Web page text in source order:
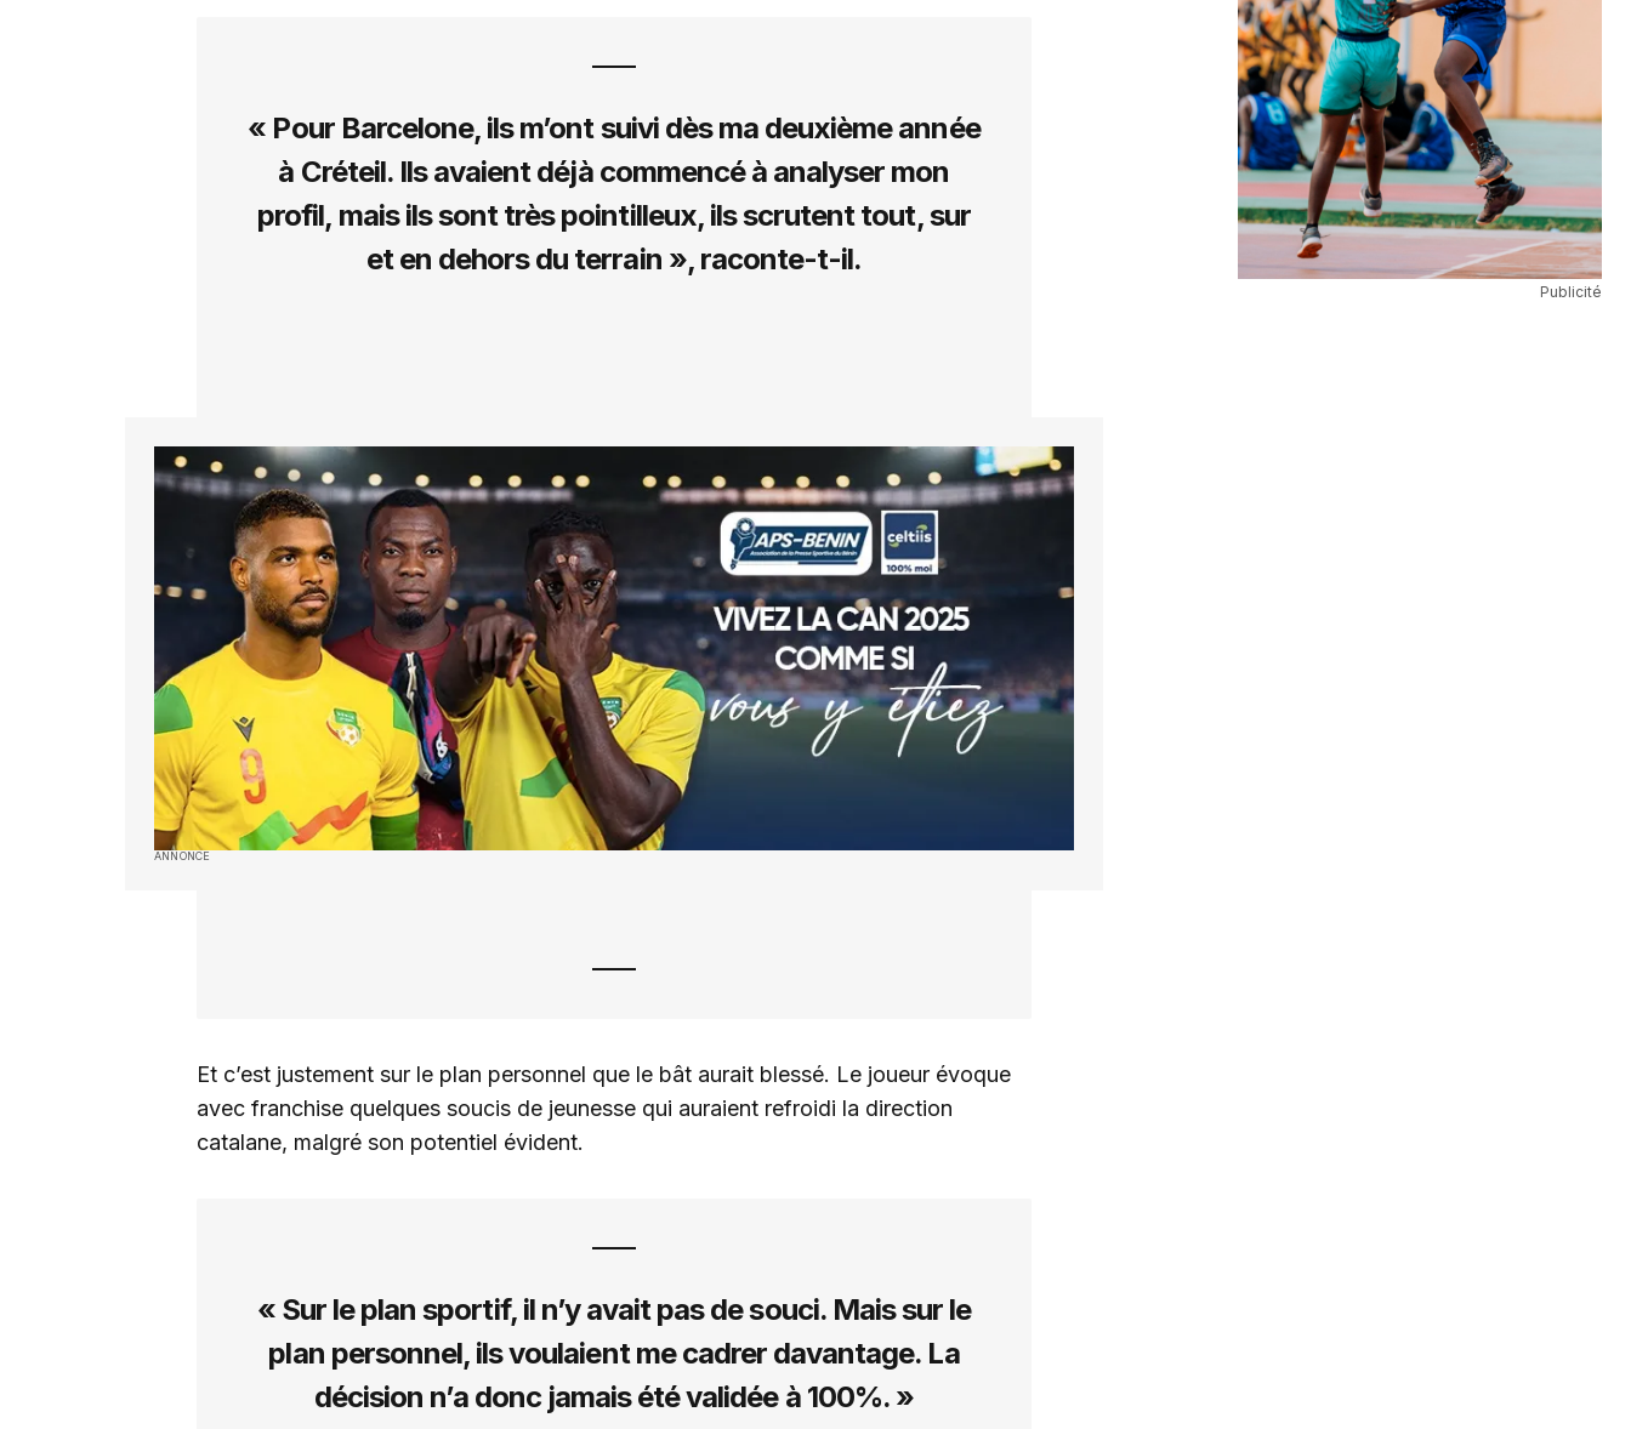
« Pour Barcelone, ils m’ont suivi dès ma deuxième année
à Créteil. Ils avaient déjà commencé à analyser mon
profil, mais ils sont très pointilleux, ils scrutent tout, sur
et en dehors du terrain », raconte-t-il.
ANNONCE
Et c’est justement sur le plan personnel que le bât aurait blessé. Le joueur évoque
avec franchise quelques soucis de jeunesse qui auraient refroidi la direction
catalane, malgré son potentiel évident.
« Sur le plan sportif, il n’y avait pas de souci. Mais sur le
plan personnel, ils voulaient me cadrer davantage. La
décision n’a donc jamais été validée à 100%. »
Publicité